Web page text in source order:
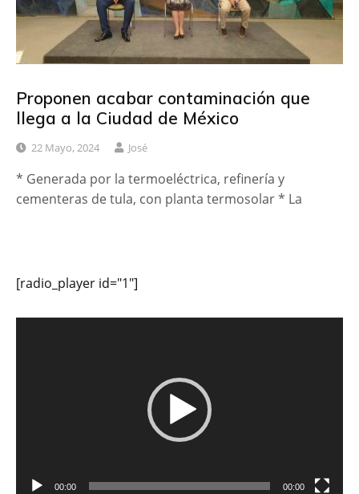
Proponen acabar contaminación que
llega a la Ciudad de México
22 Mayo, 2024 José
* Generada por la termoeléctrica, refinería y
cementeras de tula, con planta termosolar * La
[radio_player id="1"]
00:00 00:00